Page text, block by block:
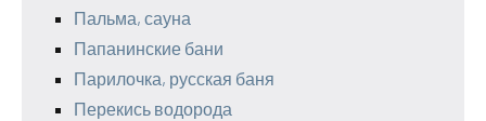
Пальма, сауна
Папанинские бани
Парилочка, русская баня
Перекись водорода